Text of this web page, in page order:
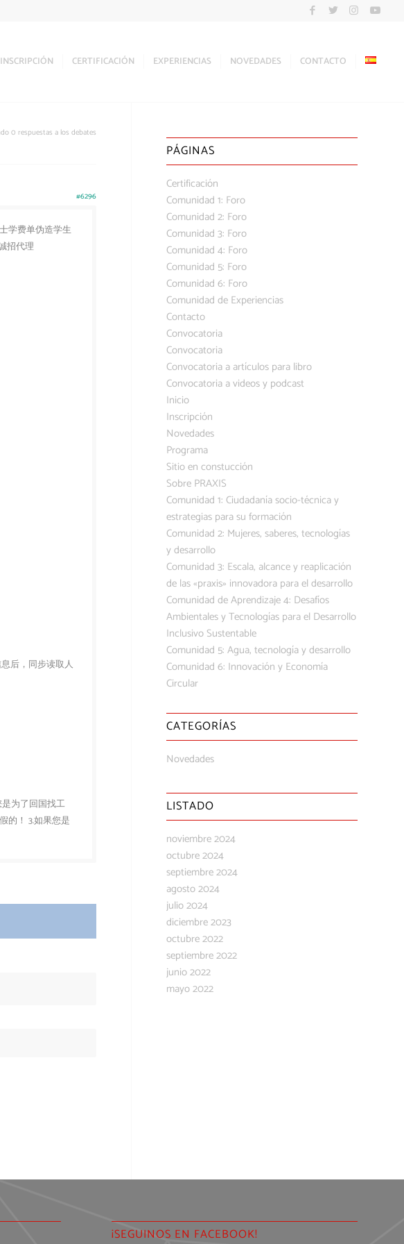
INSCRIPCIÓN CERTIFICACIÓN EXPERIENCIAS NOVEDADES CONTACTO
0 respuestas a los debates
#6296
学费单伪造学生
招代理
后，同步读取人
为了回国找工
的！ 3.如果您是
PÁGINAS
Certificación
Comunidad 1: Foro
Comunidad 2: Foro
Comunidad 3: Foro
Comunidad 4: Foro
Comunidad 5: Foro
Comunidad 6: Foro
Comunidad de Experiencias
Contacto
Convocatoria
Convocatoria
Convocatoria a artículos para libro
Convocatoria a videos y podcast
Inicio
Inscripción
Novedades
Programa
Sitio en constucción
Sobre PRAXIS
Comunidad 1: Ciudadanía socio-técnica y
estrategias para su formación
Comunidad 2: Mujeres, saberes, tecnologías
y desarrollo
Comunidad 3: Escala, alcance y reaplicación
de las «praxis» innovadora para el desarrollo
Comunidad de Aprendizaje 4: Desafíos
Ambientales y Tecnologías para el Desarrollo
Inclusivo Sustentable
Comunidad 5: Agua, tecnología y desarrollo
Comunidad 6: Innovación y Economía
Circular
CATEGORÍAS
Novedades
LISTADO
noviembre 2024
octubre 2024
septiembre 2024
agosto 2024
julio 2024
diciembre 2023
octubre 2022
septiembre 2022
junio 2022
mayo 2022
¡SEGUINOS EN FACEBOOK!